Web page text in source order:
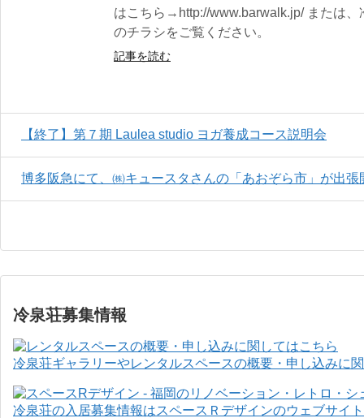
はこちら→http://www.barwalk.jp/ または
のチラシをご覧ください。
記事を読む
【終了】第７期 Laulea studio ヨガ養成コース説明会
博多阪急にて、㈱キュースタさんの「あおぞら市」が出張
冷泉荘募集情報
冷泉荘ギャラリーやレンタルスペースの概要・申し込みに
冷泉荘の入居募集情報はスペースＲデザインのウェブサイ